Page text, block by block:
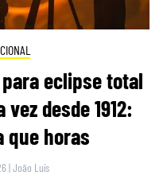
eclipse total
desde 1912:
que horas
|João Luís